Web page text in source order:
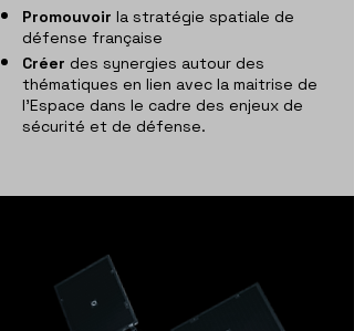
Promouvoir la stratégie spatiale de
défense française
Créer des synergies autour des
thématiques en lien avec la maitrise de
l’Espace dans le cadre des enjeux de
sécurité et de défense.